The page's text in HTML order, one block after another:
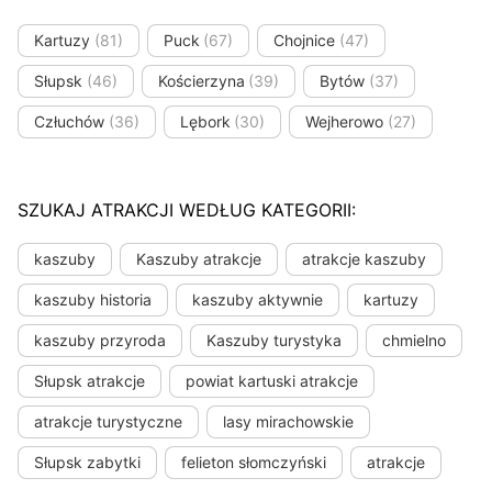
Kartuzy (81) Puck (67) Chojnice (47)
Słupsk (46) Kościerzyna (39) Bytów (37)
Człuchów (36) Lębork (30) Wejherowo (27)
SZUKAJ ATRAKCJI WEDŁUG KATEGORII:
kaszuby Kaszuby atrakcje atrakcje kaszuby
kaszuby historia kaszuby aktywnie kartuzy
kaszuby przyroda Kaszuby turystyka chmielno
Słupsk atrakcje powiat kartuski atrakcje
atrakcje turystyczne lasy mirachowskie
Słupsk zabytki felieton słomczyński atrakcje